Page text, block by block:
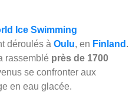
Ice Swimming
déroulés à Oulu, en Finland .
rassemblé près de 1700
se confronter aux
en eau glacée.